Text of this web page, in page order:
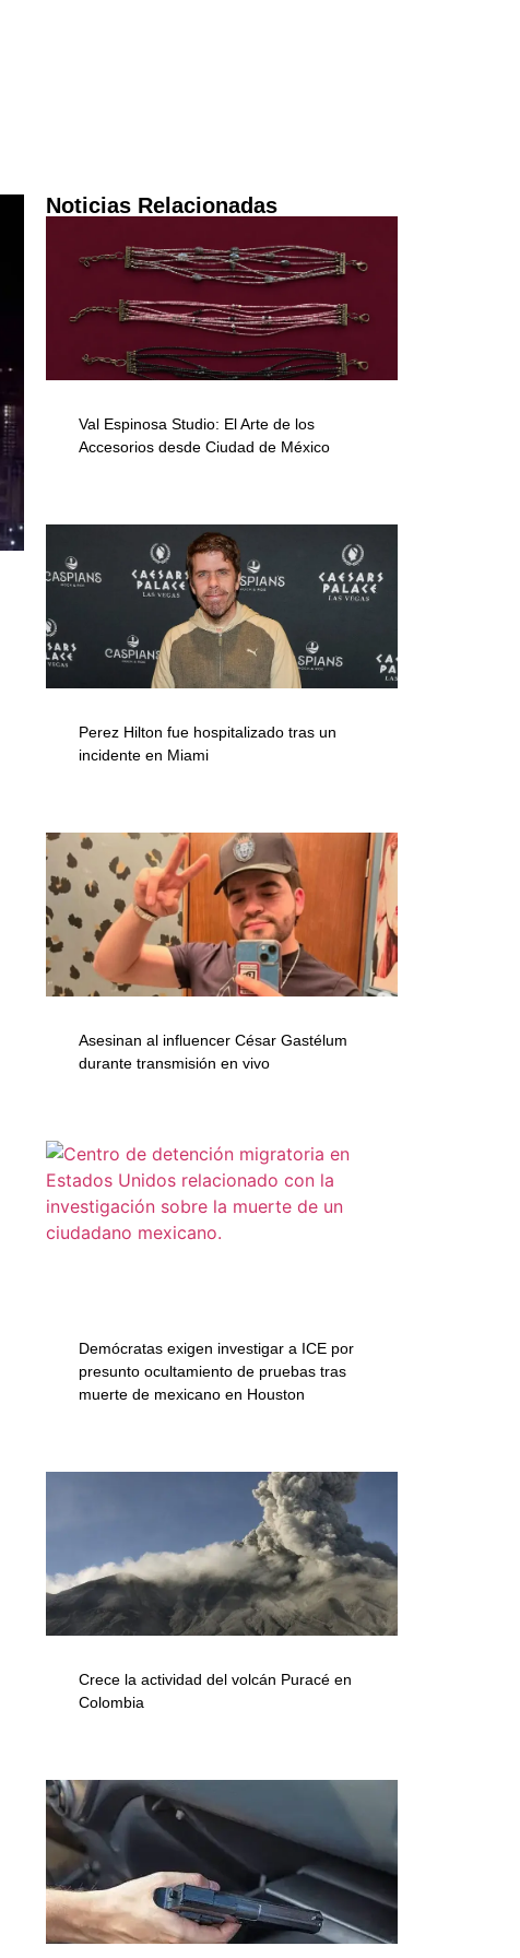
Noticias Relacionadas
Val Espinosa Studio: El Arte de los
Accesorios desde Ciudad de México
Perez Hilton fue hospitalizado tras un
incidente en Miami
Asesinan al influencer César Gastélum
durante transmisión en vivo
Demócratas exigen investigar a ICE por
presunto ocultamiento de pruebas tras
muerte de mexicano en Houston
Crece la actividad del volcán Puracé en
Colombia